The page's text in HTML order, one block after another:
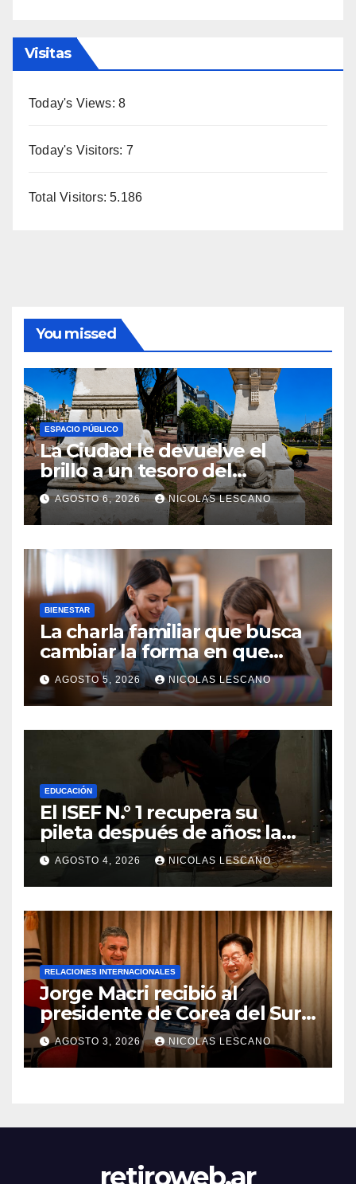
Visitas
Today's Views: 8
Today's Visitors: 7
Total Visitors:5.186
You missed
ESPACIO PÚBLICO
La Ciudad le devuelve el
brillo a un tesoro del
Centenario en Plaza del
Congreso
AGOSTO 6, 2026 NICOLAS LESCANO
BIENESTAR
La charla familiar que busca
cambiar la forma en que
educamos a nuestros hijos
sobre el dinero
AGOSTO 5, 2026 NICOLAS LESCANO
EDUCACIÓN
El ISEF N.° 1 recupera su
pileta después de años: la
obra ya supera el 50% y
cambia la formación de miles
de estudiantes
AGOSTO 4, 2026 NICOLAS LESCANO
RELACIONES INTERNACIONALES
Jorge Macri recibió al
presidente de Corea del Sur y
le entregó la Llave de la
Ciudad
AGOSTO 3, 2026 NICOLAS LESCANO
retiroweb.ar